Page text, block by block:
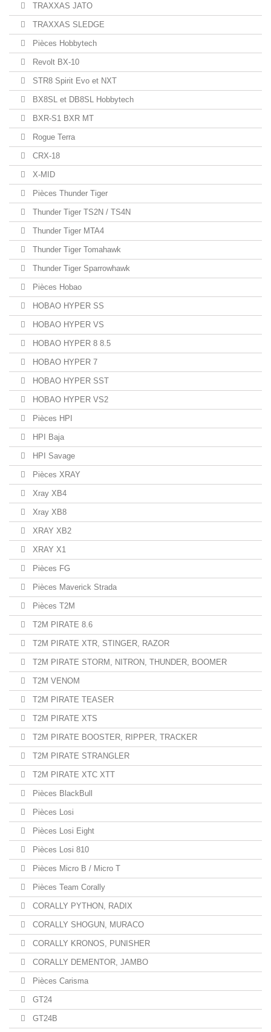
TRAXXAS JATO
TRAXXAS SLEDGE
Pièces Hobbytech
Revolt BX-10
STR8 Spirit Evo et NXT
BX8SL et DB8SL Hobbytech
BXR-S1 BXR MT
Rogue Terra
CRX-18
X-MID
Pièces Thunder Tiger
Thunder Tiger TS2N / TS4N
Thunder Tiger MTA4
Thunder Tiger Tomahawk
Thunder Tiger Sparrowhawk
Pièces Hobao
HOBAO HYPER SS
HOBAO HYPER VS
HOBAO HYPER 8 8.5
HOBAO HYPER 7
HOBAO HYPER SST
HOBAO HYPER VS2
Pièces HPI
HPI Baja
HPI Savage
Pièces XRAY
Xray XB4
Xray XB8
XRAY XB2
XRAY X1
Pièces FG
Pièces Maverick Strada
Pièces T2M
T2M PIRATE 8.6
T2M PIRATE XTR, STINGER, RAZOR
T2M PIRATE STORM, NITRON, THUNDER, BOOMER
T2M VENOM
T2M PIRATE TEASER
T2M PIRATE XTS
T2M PIRATE BOOSTER, RIPPER, TRACKER
T2M PIRATE STRANGLER
T2M PIRATE XTC XTT
Pièces BlackBull
Pièces Losi
Pièces Losi Eight
Pièces Losi 810
Pièces Micro B / Micro T
Pièces Team Corally
CORALLY PYTHON, RADIX
CORALLY SHOGUN, MURACO
CORALLY KRONOS, PUNISHER
CORALLY DEMENTOR, JAMBO
Pièces Carisma
GT24
GT24B